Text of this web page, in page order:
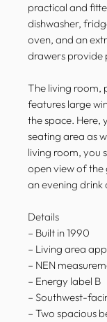
practical and
dishwasher,
oven, and an
drawers provide
The living room,
features large
the space. Here,
seating area as
living room, you
open view of
an evening
Details
– Built in 1990
– Living area
– NEN
– Energy label B
– Southwest-
– Two spacious